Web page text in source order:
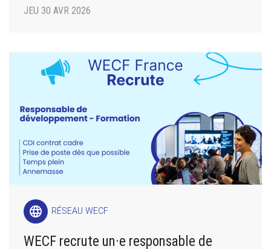
JEU 30 AVR 2026
language RÉSEAU WECF
WECF recrute un·e responsable de